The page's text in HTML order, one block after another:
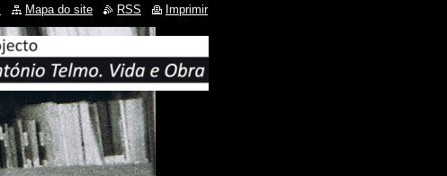
Mapa do site RSS Imprimir